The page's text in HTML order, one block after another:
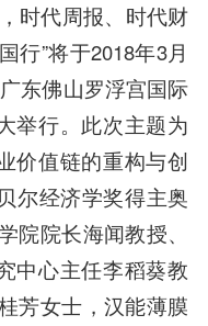
时代周报、时代财
行”将于2018年3月
东佛山罗浮宫国际
举行。此次主题为
价值链的重构与创
尔经济学奖得主奥
院院长海闻教授、
中心主任李稻葵教
芳女士，汉能薄膜